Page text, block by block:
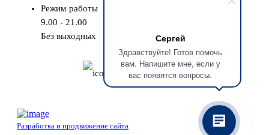
Сергей
Здравствуйте! Готов помочь
вам. Напишите мне, если у
вас появятся вопросы.
Режим работы
9.00 - 21.00
Без выходных
Бесплатный замер
Разработка и продвижение сайта